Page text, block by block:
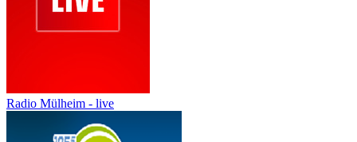
Radio Mülheim - live